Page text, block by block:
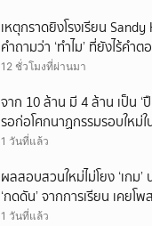
เหตุกราดยิงโรงเรียน
คำถามว่า ‘ทำไม’ ที่ยังไร้คำ
ทวงความรับผิดชอบไม่จบ
12 ชั่วโมงที่ผ่านมา
จาก 10 ล้าน มี 4 ล้าน เป็น ‘ปื
รอก่อโศกนาฏกรรมรอบใหม่ใ
เรียนของรัฐเป็นเพียง ‘ลมปาก’
1 วันที่แล้ว
ผลสอบสวนใหม่ไม่โยง ‘เกม
‘กดดัน’ จากการเรียน เคยโ
1 วันที่แล้ว